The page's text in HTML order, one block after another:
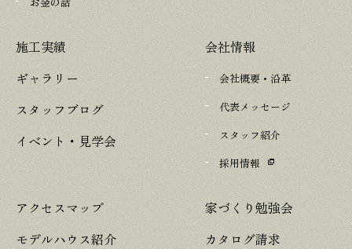
施工実績
ギャラリー
スタッフブログ
イベント・見学会
会社情報
会社概要・沿革
代表メッセージ
スタッフ紹介
採用情報
アクセスマップ
モデルハウス紹介
家づくり勉強会
カタログ請求